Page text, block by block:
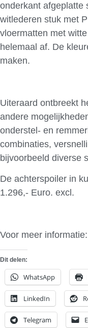
onderkant afgeplatte
witlederen stuk met
vloermatten met
helemaal af. De
maken.
Uiteraard ontbreekt
andere
onderstel- en
combinaties,
bijvoorbeeld diverse
De achterspoiler in
1.296,- Euro. excl.
Voor meer informatie:
Dit delen:
WhatsApp
LinkedIn
Telegram